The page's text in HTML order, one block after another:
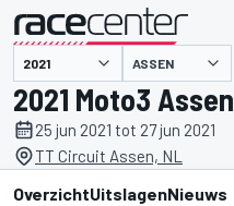
gepresenteerd door ASSEN
2021 Moto3 Assen
25 jun 2021 tot 27 jun 2021
TT Circuit Assen, NL
OverzichtUitslagenNieuws